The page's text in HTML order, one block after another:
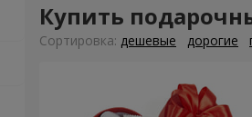
Купить
Cортировка: дешевые дорогие